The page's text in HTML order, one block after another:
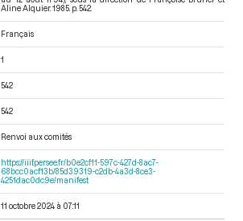
Aline Alquier. 1985. p. 542.
Français
1
542
542
Renvoi aux comités
https://iiif.persee.fr/b0e2cf11-597c-427d-8ac7-
68bcc0acf13b/85d39319-c2db-4a3d-8ce3-
4251dac0dc9e/manifest
11 octobre 2024 à 07:11